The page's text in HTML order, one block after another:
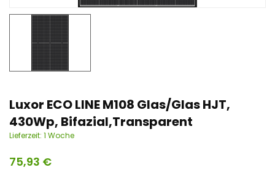
Luxor ECO LINE M108 Glas/Glas HJT,
430Wp, Bifazial,Transparent
Lieferzeit: 1 Woche
75,93 €